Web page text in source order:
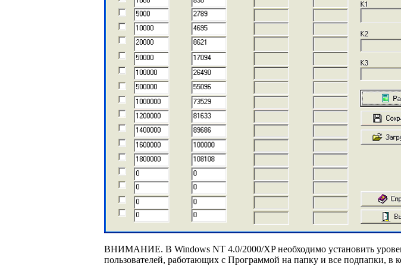
ВНИМАНИЕ. В Windows NT 4.0/2000/XP необходимо установить
пользователей, работающих с Программой на папку и все подпапки, в